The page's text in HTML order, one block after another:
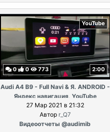
YouTube
0 0 773 2:00
Audi A4 B9 - Full Navi & Я. ANDROID -
Яндекс навигация, YouTube
27 Мар 2021 в 21:32
Автор r_Q7
Видеоотчеты @audimib